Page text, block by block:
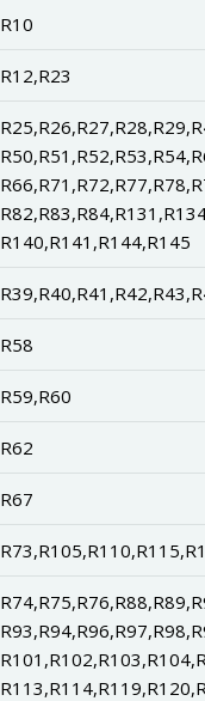
R10
R12,R23
R140,R141,R144,R145
R58
R59,R60
R62
R67